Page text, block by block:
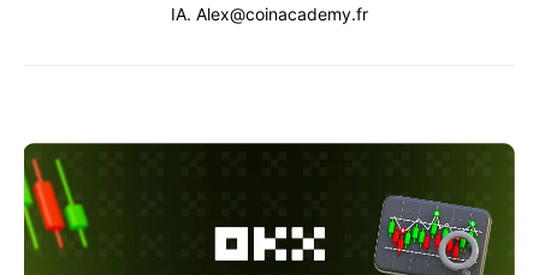
IA. Alex@coinacademy.fr